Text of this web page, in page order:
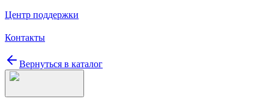
Центр поддержки
Контакты
Вернуться в каталог